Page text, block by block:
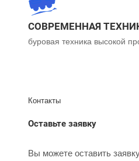
СОВРЕМЕННАЯ
буровая техника высокой
Контакты
Оставьте заявку
Вы можете оставить